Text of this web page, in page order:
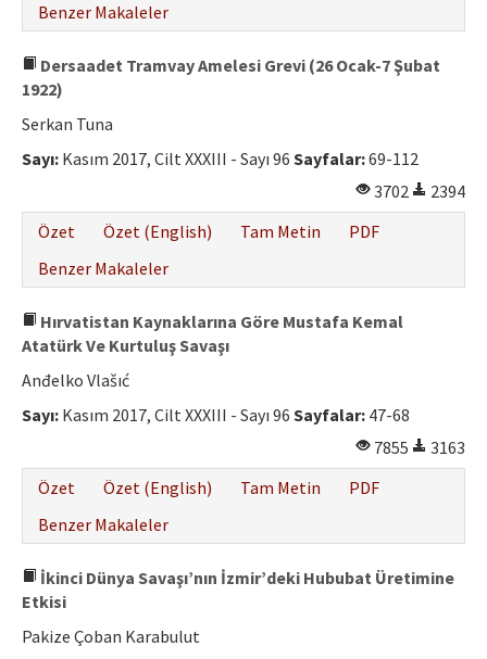
Benzer Makaleler
Dersaadet Tramvay Amelesi Grevi (26 Ocak-7 Şubat
1922)
Serkan Tuna
Sayı: Kasım 2017, Cilt XXXIII - Sayı 96 Sayfalar:69-112
3702
2394
Özet
Özet (English) Tam Metin
PDF
Benzer Makaleler
Hırvatistan Kaynaklarına Göre Mustafa Kemal
Atatürk Ve Kurtuluş Savaşı
Anđelko Vlašıć
Sayı: Kasım 2017, Cilt XXXIII - Sayı 96 Sayfalar: 47-68
7855
3163
Özet
Özet (English) Tam Metin
PDF
Benzer Makaleler
İkinci Dünya Savaşı’nın İzmir’deki Hububat Üretimine
Etkisi
Pakize Çoban Karabulut